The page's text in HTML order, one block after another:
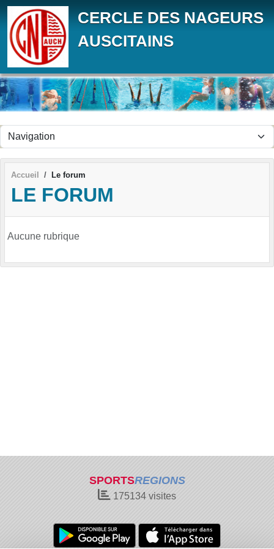
CERCLE DES NAGEURS
AUSCITAINS
Accueil Le forum
LE FORUM
Aucune rubrique
SPORTSREGIONS
175134 visites
Panneau de gestion des cookies